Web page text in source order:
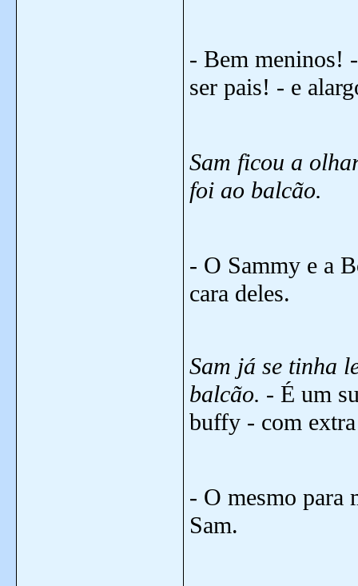
- Bem meninos!
ser pais! - e
Sam ficou a
foi ao balcão.
- O Sammy e a
cara deles.
Sam já se tinha
balcão. - É um
buffy - com
- O mesmo para
Sam.